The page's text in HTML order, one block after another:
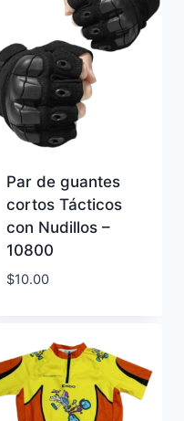
Par de guantes
cortos Tácticos
con Nudillos –
10800
$10.00